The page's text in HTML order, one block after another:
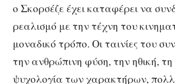
ο Σκορσέζε έχει καταφέρει να
ρεαλισμό με την τέχνη του
μοναδικό τρόπο. Οι ταινίες του
την ανθρώπινη φύση, την ηθική, τη
ψυχολογία των χαρακτήρων,